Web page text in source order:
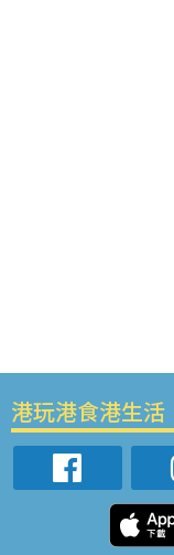
港玩港食港生活